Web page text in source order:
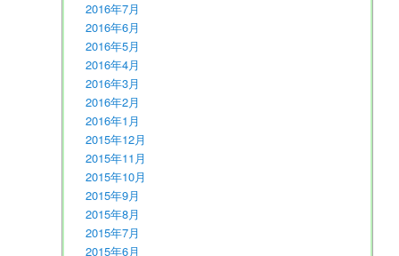
2016年7月
2016年6月
2016年5月
2016年4月
2016年3月
2016年2月
2016年1月
2015年12月
2015年11月
2015年10月
2015年9月
2015年8月
2015年7月
2015年6月